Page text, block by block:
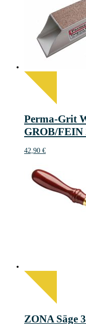
Perma-Grit
GROB/FEIN
42,90 €
ZONA Säge